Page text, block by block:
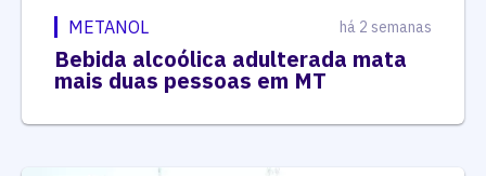
METANOL há 2 semanas
Bebida alcoólica adulterada mata
mais duas pessoas em MT